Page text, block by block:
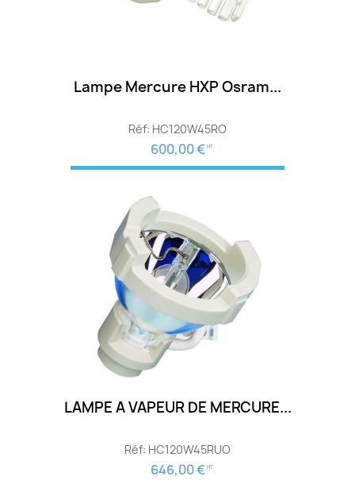
Lampe Mercure HXP Osram...
Réf: HC120W45RO
600,00 € HT
LAMPE A VAPEUR DE MERCURE...
Réf: HC120W45RUO
646,00 € HT